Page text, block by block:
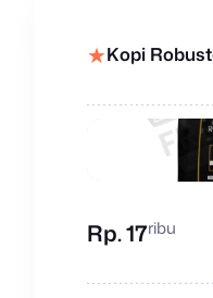
★Kopi
Rp. 17ribu